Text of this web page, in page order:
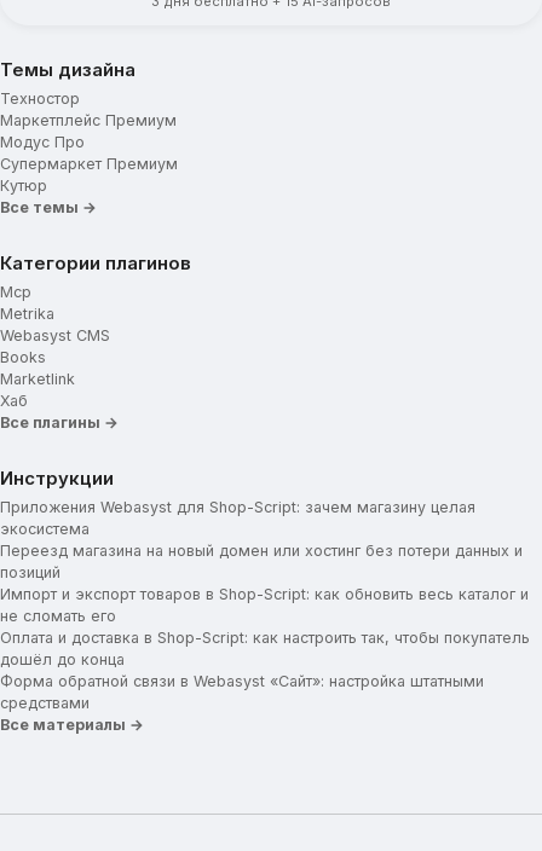
Темы дизайна
Техностор
Маркетплейс Премиум
Модус Про
Супермаркет Премиум
Кутюр
Все темы →
Категории плагинов
Mcp
Metrika
Webasyst CMS
Books
Marketlink
Хаб
Все плагины →
Инструкции
Приложения Webasyst для Shop-Script: зачем магазину целая
экосистема
Переезд магазина на новый домен или хостинг без потери данных и
позиций
Импорт и экспорт товаров в Shop-Script: как обновить весь каталог и
не сломать его
Оплата и доставка в Shop-Script: как настроить так, чтобы покупатель
дошёл до конца
Форма обратной связи в Webasyst «Сайт»: настройка штатными
средствами
Все материалы →